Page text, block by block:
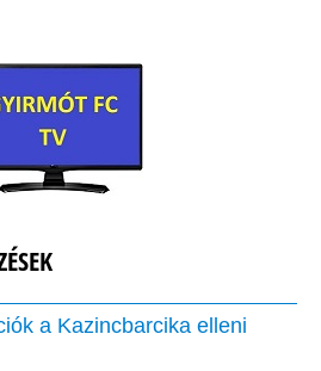
a Kazincbarcika elleni